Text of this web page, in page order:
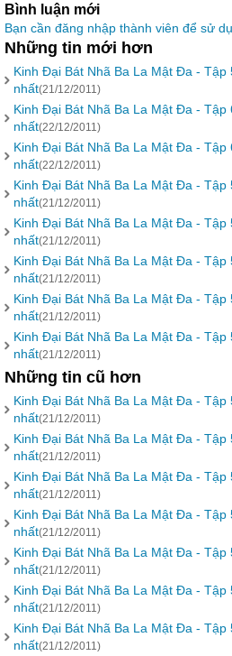
Bình luận mới
Bạn cần đăng nhập thành viên để sử
Những tin mới hơn
Kinh Đại Bát Nhã Ba La Mật Đa - Tập
nhất(21/12/2011)
Kinh Đại Bát Nhã Ba La Mật Đa - Tập
nhất(22/12/2011)
Kinh Đại Bát Nhã Ba La Mật Đa - Tập
nhất(22/12/2011)
Kinh Đại Bát Nhã Ba La Mật Đa - Tập
nhất(21/12/2011)
Kinh Đại Bát Nhã Ba La Mật Đa - Tập
nhất(21/12/2011)
Kinh Đại Bát Nhã Ba La Mật Đa - Tập
nhất(21/12/2011)
Kinh Đại Bát Nhã Ba La Mật Đa - Tập
nhất(21/12/2011)
Kinh Đại Bát Nhã Ba La Mật Đa - Tập
nhất(21/12/2011)
Những tin cũ hơn
Kinh Đại Bát Nhã Ba La Mật Đa - Tập
nhất(21/12/2011)
Kinh Đại Bát Nhã Ba La Mật Đa - Tập
nhất(21/12/2011)
Kinh Đại Bát Nhã Ba La Mật Đa - Tập
nhất(21/12/2011)
Kinh Đại Bát Nhã Ba La Mật Đa - Tập
nhất(21/12/2011)
Kinh Đại Bát Nhã Ba La Mật Đa - Tập
nhất(21/12/2011)
Kinh Đại Bát Nhã Ba La Mật Đa - Tập
nhất(21/12/2011)
Kinh Đại Bát Nhã Ba La Mật Đa - Tập
nhất(21/12/2011)